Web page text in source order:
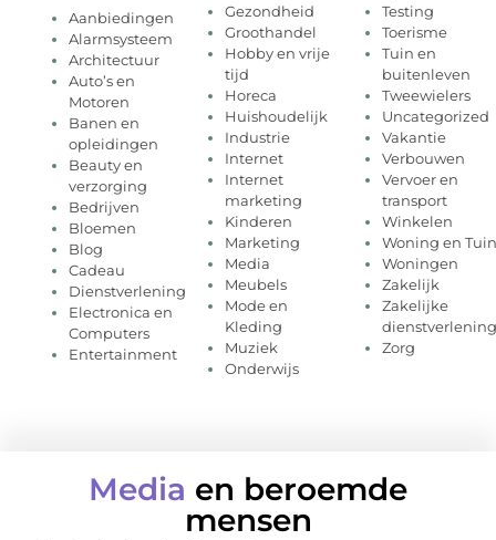
Aanbiedingen
Alarmsysteem
Architectuur
Auto’s en
Motoren
Banen en
opleidingen
Beauty en
verzorging
Bedrijven
Bloemen
Blog
Cadeau
Dienstverlening
Electronica en
Computers
Entertainment
Gezondheid
Groothandel
Hobby en vrije
tijd
Horeca
Huishoudelijk
Industrie
Internet
Internet
marketing
Kinderen
Marketing
Media
Meubels
Mode en
Kleding
Muziek
Onderwijs
Testing
Toerisme
Tuin en
buitenleven
Tweewielers
Uncategorized
Vakantie
Verbouwen
Vervoer en
transport
Winkelen
Woning en Tuin
Woningen
Zakelijk
Zakelijke
dienstverlening
Zorg
Media en beroemde
mensen